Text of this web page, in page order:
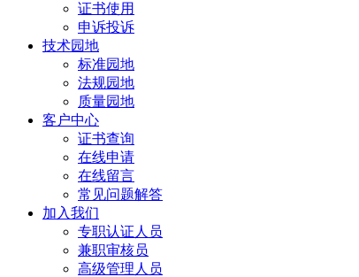
证书使用
申诉投诉
技术园地
标准园地
法规园地
质量园地
客户中心
证书查询
在线申请
在线留言
常见问题解答
加入我们
专职认证人员
兼职审核员
高级管理人员